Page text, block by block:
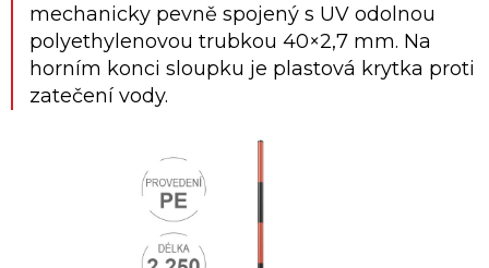
mechanicky pevně spojený s UV odolnou
polyethylenovou trubkou 40×2,7 mm. Na
horním konci sloupku je plastová krytka proti
zatečení vody.